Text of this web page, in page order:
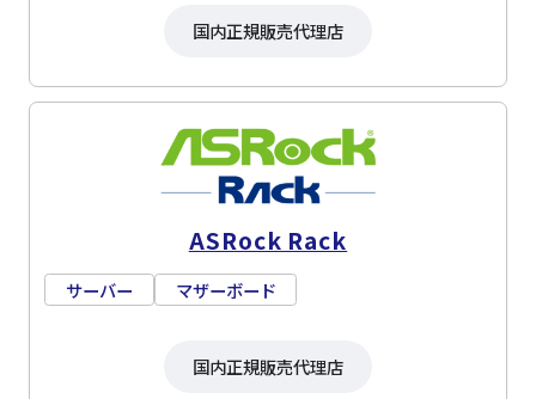
国内正規販売代理店
ASRock Rack
サーバー マザーボード
国内正規販売代理店